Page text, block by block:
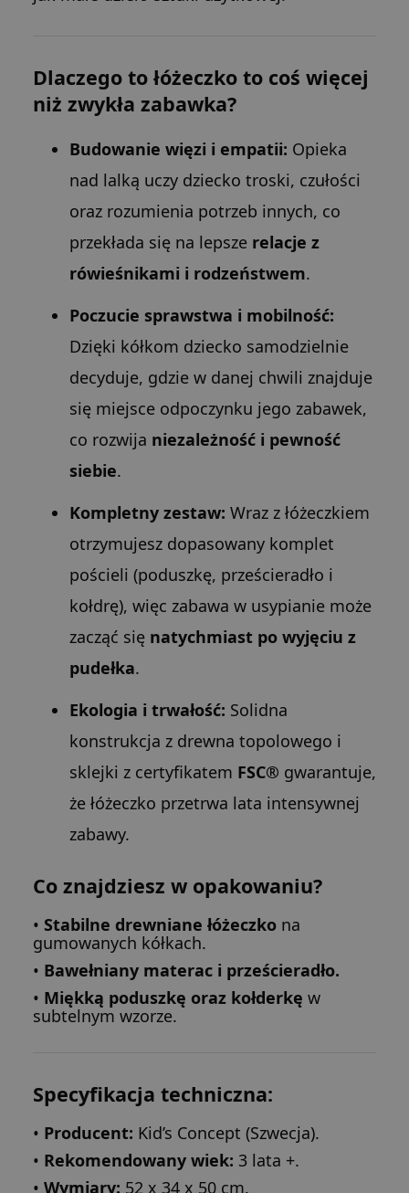
Dlaczego to łóżeczko to coś więcej
niż zwykła zabawka?
Budowanie więzi i empatii: Opieka
nad lalką uczy dziecko troski, czułości
oraz rozumienia potrzeb innych, co
przekłada się na lepsze relacje z
rówieśnikami i rodzeństwem.
Poczucie sprawstwa i mobilność:
Dzięki kółkom dziecko samodzielnie
decyduje, gdzie w danej chwili znajduje
się miejsce odpoczynku jego zabawek,
co rozwija niezależność i pewność
siebie.
Kompletny zestaw: Wraz z łóżeczkiem
otrzymujesz dopasowany komplet
pościeli (poduszkę, prześcieradło i
kołdrę), więc zabawa w usypianie może
zacząć się natychmiast po wyjęciu z
pudełka.
Ekologia i trwałość: Solidna
konstrukcja z drewna topolowego i
sklejki z certyfikatem FSC® gwarantuje,
że łóżeczko przetrwa lata intensywnej
zabawy.
Co znajdziesz w opakowaniu?
• Stabilne drewniane łóżeczko na
gumowanych kółkach.
• Bawełniany materac i prześcieradło.
• Miękką poduszkę oraz kołderkę w
subtelnym wzorze.
Specyfikacja techniczna:
• Producent: Kid’s Concept (Szwecja).
• Rekomendowany wiek: 3 lata +.
• Wymiary: 52 x 34 x 50 cm.